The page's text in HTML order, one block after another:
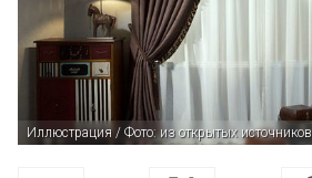
Иллюстрация / Фото: из открытых источников